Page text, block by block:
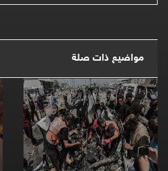
مواضيع ذات صلة